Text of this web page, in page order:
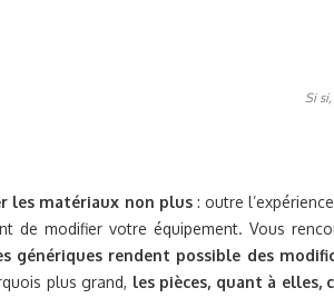
Si
les matériaux non plus: outre
de modifier votre équipement. Vous
génériques rendent possible des
plus grand, les pièces, quant à elles,